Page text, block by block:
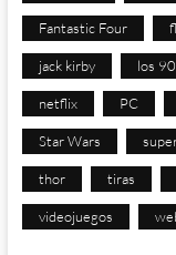
Fantastic Four
jack kirby los 90
netflix PC
Star Wars
thor tiras
videojuegos